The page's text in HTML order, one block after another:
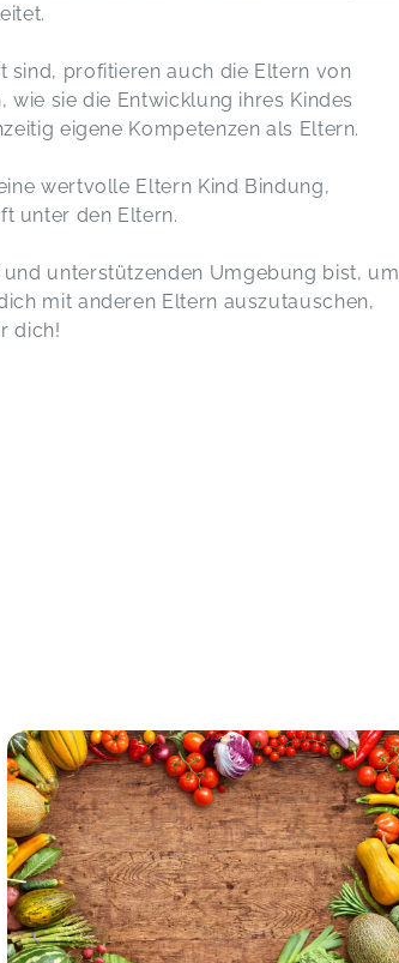
profitieren auch die Eltern von
sie die Entwicklung ihres Kindes
eigene Kompetenzen als Eltern.
wertvolle Eltern Kind Bindung,
unter den Eltern.
unterstützenden Umgebung bist, um
mit anderen Eltern auszutauschen,
dich!